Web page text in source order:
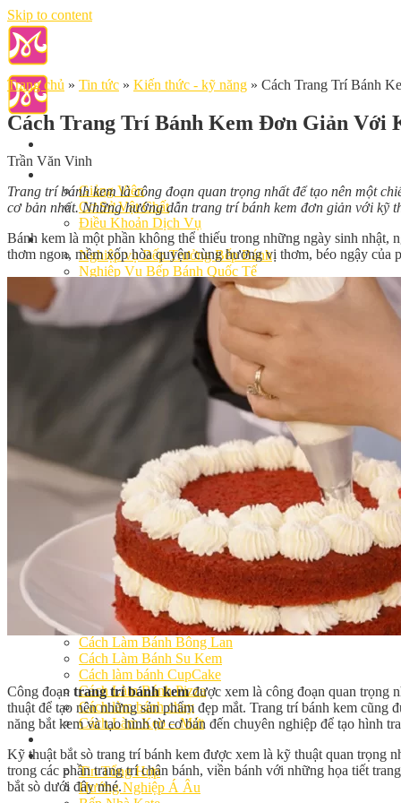
Skip to content
Giảng Viên
Cơ Sở Vật Chất
Điều Khoản Dịch Vụ
Học Làm Bánh
Nghiệp vụ Bếp Trưởng Bếp Bánh
Nghiệp Vụ Bếp Bánh Quốc Tế
Nghiệp Vụ Quản Lý Bếp Bánh
Khóa Học Bánh Mì Nâng Cao
Nghiệp Vụ Bánh Kem
Khóa Học Làm Bánh Việt
Khóa Học Làm Bánh Nhật
Khóa Học Bánh Đài Loan
Học Làm Bánh Ngắn Hạn
Khóa Học Bánh Kinh Doanh
Khóa Học Handmade Mini Cake
Khai Giảng
Lịch học – Lịch thi
Đăng Ký Học
Công Thức
Cách Làm Bánh Việt
Cách Làm Bánh Âu
Cách Làm Bánh Kem
Cách Làm Bánh Mì
Cách Làm Bánh Trung Thu
Cách Làm Bánh Flan
Cách Làm Bánh Bao
Cách Làm Bánh Bông Lan
Cách Làm Bánh Su Kem
Cách làm bánh CupCake
Cách Làm Bánh Pizza
Cách làm bánh chay
Cách Làm Kẹo – Mứt
Tin tức
Tin Tổng Hợp
Hướng Nghiệp Á Âu
Trang chủ » Tin tức » Kiến thức - kỹ năng » Cách Trang Trí Bánh
Cách Trang Trí Bánh Kem Đơn Giản Với
Trần Văn Vinh
Trang trí bánh kem là công đoạn quan trọng nhất để tạo nên một
cơ bản nhất. Những hướng dẫn trang trí bánh kem đơn giản với kỹ
Bánh kem là một phần không thể thiếu trong những ngày sinh
thơm ngon, mềm xốp hòa quyện cùng hương vị thơm, béo ngậy của
Công đoạn trang trí bánh kemđược xem là công đoạn quan trọng
thuật để tạo nên những sản phẩm đẹp mắt. Trang trí bánh kem
năng bắt kem và tạo hình từ cơ bản đến chuyên nghiệp để tạo hình
Kỹ thuật bắt sò trang trí bánh kem được xem là kỹ thuật quan trọng
trong các phần trang trí chân bánh, viền bánh với những họa tiết
bắt sò dưới đây nhé.